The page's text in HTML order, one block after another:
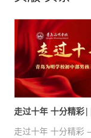
走过十年 十分精
走过十年 十分精彩